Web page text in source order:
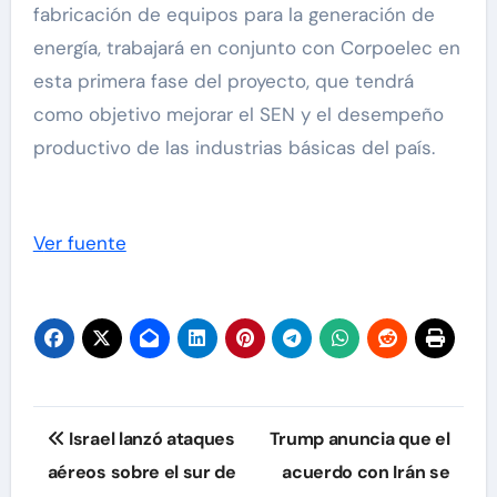
fabricación de equipos para la generación de
energía, trabajará en conjunto con Corpoelec en
esta primera fase del proyecto, que tendrá
como objetivo mejorar el SEN y el desempeño
productivo de las industrias básicas del país.
Ver fuente
Navegación
de
Israel lanzó ataques
aéreos sobre el sur de
Trump anuncia que el
acuerdo con Irán se